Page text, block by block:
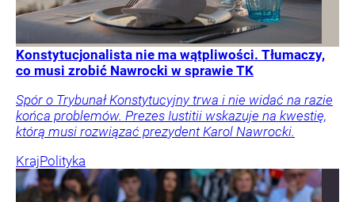
Konstytucjonalista nie ma wątpliwości. Tłumaczy,
co musi zrobić Nawrocki w sprawie TK
Spór o Trybunał Konstytucyjny trwa i nie widać na razie
końca problemów. Prezes Iustitii wskazuje na kwestię,
którą musi rozwiązać prezydent Karol Nawrocki.
KrajPolityka